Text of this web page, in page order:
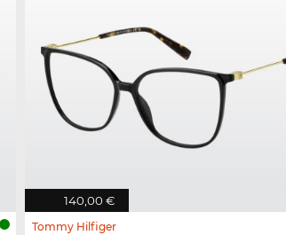
140,00 €
Tommy Hilfiger